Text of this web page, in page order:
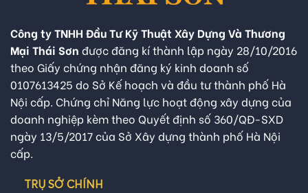
Công ty TNHH Đầu Tư Kỹ Thuật Xây Dựng Và Thương
Mại Thái Sơn được đăng kí thành lập ngày 28/10/2016
theo Giấy chứng nhận đăng ký kinh doanh số
0107613425 do Sở Kế hoạch và đầu tư thành phố Hà
Nội cấp. Chứng chỉ Năng lực hoạt động xây dựng của
doanh nghiệp kèm theo Quyết định số 360/QĐ-SXD
ngày 13/5/2017 của Sở Xây dựng thành phố Hà Nội
cấp.
TRỤ SỞ CHÍNH